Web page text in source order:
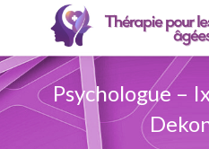
Psychologue –